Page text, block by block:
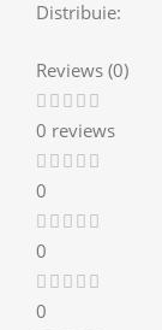
Distribuie:
Reviews (0)
0 reviews
0
0
0